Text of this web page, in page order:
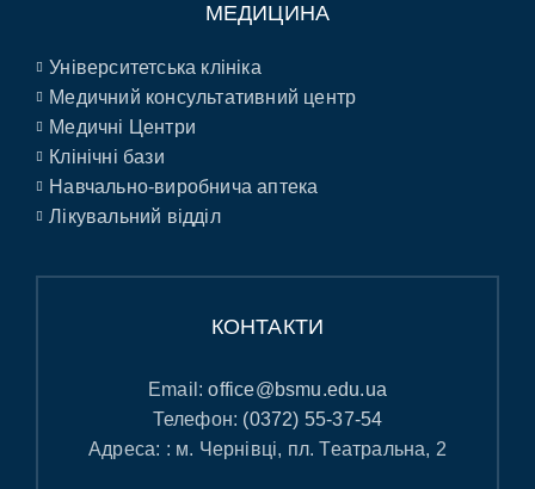
МЕДИЦИНА
Університетська клініка
Медичний консультативний центр
Медичні Центри
Клінічні бази
Навчально-виробнича аптека
Лікувальний відділ
КОНТАКТИ
Email:office@bsmu.edu.ua
Телефон: (0372) 55-37-54
Адреса: : м. Чернівці, пл. Театральна, 2